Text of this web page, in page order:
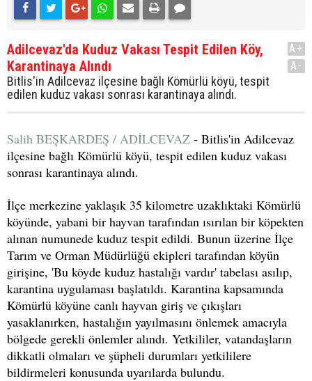
Adilcevaz'da Kuduz Vakası Tespit Edilen Köy,
Karantinaya Alındı
Bitlis'in Adilcevaz ilçesine bağlı Kömürlü köyü, tespit
edilen kuduz vakası sonrası karantinaya alındı.
A+
A-
Salih BEŞKARDEŞ / ADİLCEVAZ - Bitlis'in Adilcevaz
ilçesine bağlı Kömürlü köyü, tespit edilen kuduz vakası
sonrası karantinaya alındı.
İlçe merkezine yaklaşık 35 kilometre uzaklıktaki Kömürlü
köyünde, yabani bir hayvan tarafından ısırılan bir köpekten
alınan numunede kuduz tespit edildi. Bunun üzerine İlçe
Tarım ve Orman Müdürlüğü ekipleri tarafından köyün
girişine, 'Bu köyde kuduz hastalığı vardır' tabelası asılıp,
karantina uygulaması başlatıldı. Karantina kapsamında
Kömürlü köyüne canlı hayvan giriş ve çıkışları
yasaklanırken, hastalığın yayılmasını önlemek amacıyla
bölgede gerekli önlemler alındı. Yetkililer, vatandaşların
dikkatli olmaları ve şüpheli durumları yetkililere
bildirmeleri konusunda uyarılarda bulundu.